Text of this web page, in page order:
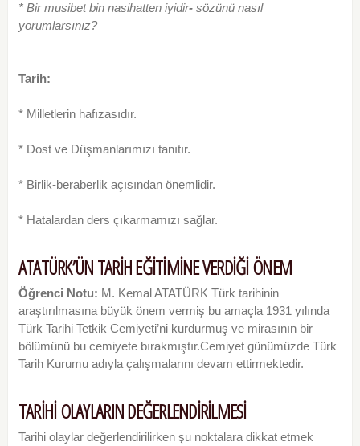
* Bir musibet bin nasihatten iyidir-sözünü nasıl
yorumlarsınız?
Tarih:
* Milletlerin hafızasıdır.
* Dost ve Düşmanlarımızı tanıtır.
* Birlik-beraberlik açısından önemlidir.
* Hatalardan ders çıkarmamızı sağlar.
ATATÜRK’ÜN TARİH EĞİTİMİNE VERDİĞİ ÖNEM
Öğrenci Notu: M. Kemal ATATÜRK Türk tarihinin
araştırılmasına büyük önem vermiş bu amaçla 1931 yılında
Türk Tarihi Tetkik Cemiyeti’ni kurdurmuş ve mirasının bir
bölümünü bu cemiyete bırakmıştır.Cemiyet günümüzde Türk
Tarih Kurumu adıyla çalışmalarını devam ettirmektedir.
TARİHİ OLAYLARIN DEĞERLENDİRİLMESİ
Tarihi olaylar değerlendirilirken şu noktalara dikkat etmek